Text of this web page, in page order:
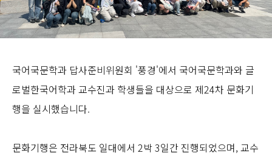
국어국문학과 답사준비위원회 '풍경'에서 국어국문학과와 글
로벌한국어학과 교수진과 학생들을 대상으로 제24차 문화기
행을 실시했습니다.
문화기행은 전라북도 일대에서 2박 3일간 진행되었으며, 교수